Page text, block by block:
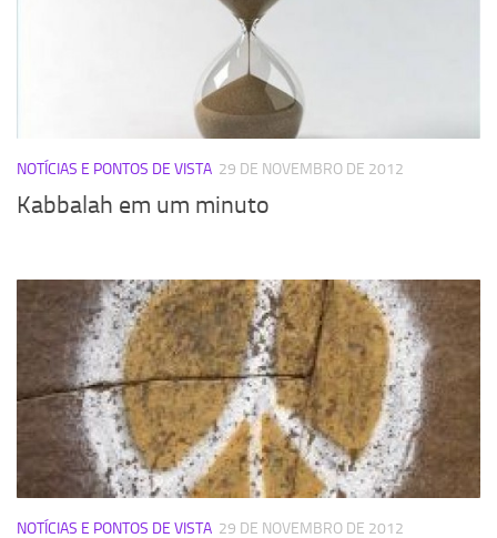
NOTÍCIAS E PONTOS DE VISTA 29 DE NOVEMBRO DE 2012
Kabbalah em um minuto
NOTÍCIAS E PONTOS DE VISTA 29 DE NOVEMBRO DE 2012